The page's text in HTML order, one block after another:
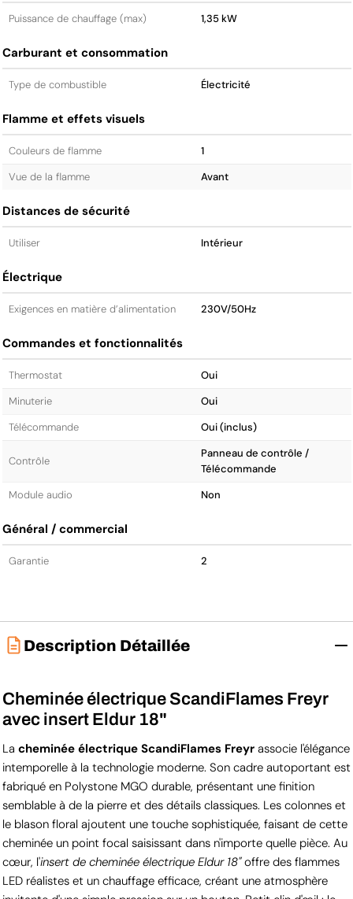
Puissance de chauffage (max) 1,35 kW
Carburant et consommation
Type de combustible Électricité
Flamme et effets visuels
Couleurs de flamme
1
Vue de la flamme
Avant
Distances de sécurité
Utiliser Intérieur
Électrique
Exigences en matière d’alimentation 230V/50Hz
Commandes et fonctionnalités
Thermostat
Oui
Minuterie
Oui
Télécommande
Oui (inclus)
Contrôle
Panneau de contrôle /
Télécommande
Module audio
Non
Général / commercial
Garantie 2
Description Détaillée
Cheminée électrique ScandiFlames Freyr
avec insert Eldur 18"
La cheminée électrique ScandiFlames Freyrassocie l'élégance
intemporelle à la technologie moderne. Son cadre autoportant est
fabriqué en Polystone MGO durable, présentant une finition
semblable à de la pierre et des détails classiques. Les colonnes et
le blason floral ajoutent une touche sophistiquée, faisant de cette
cheminée un point focal saisissant dans n'importe quelle pièce. Au
cœur, l'insert de cheminée électrique Eldur 18"offre des flammes
LED réalistes et un chauffage efficace, créant une atmosphère